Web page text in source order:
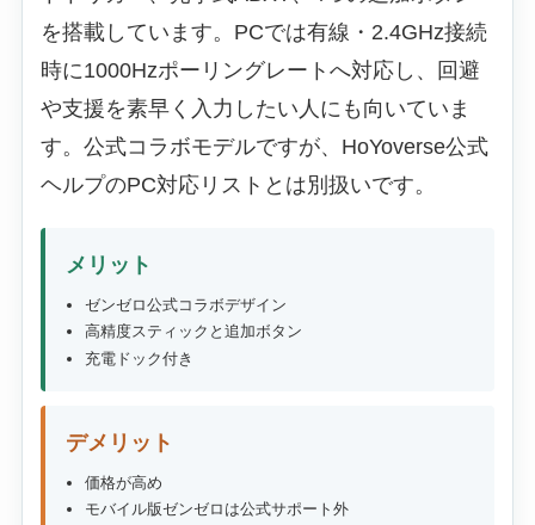
を搭載しています。PCでは有線・2.4GHz接続
時に1000Hzポーリングレートへ対応し、回避
や支援を素早く入力したい人にも向いていま
す。公式コラボモデルですが、HoYoverse公式
ヘルプのPC対応リストとは別扱いです。
メリット
ゼンゼロ公式コラボデザイン
高精度スティックと追加ボタン
充電ドック付き
デメリット
価格が高め
モバイル版ゼンゼロは公式サポート外